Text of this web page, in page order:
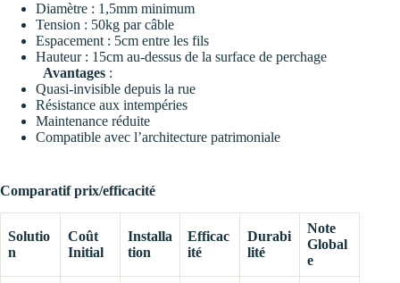
Diamètre : 1,5mm minimum
Tension : 50kg par câble
Espacement : 5cm entre les fils
Hauteur : 15cm au-dessus de la surface de perchage
Avantages :
Quasi-invisible depuis la rue
Résistance aux intempéries
Maintenance réduite
Compatible avec l’architecture patrimoniale
Comparatif prix/efficacité
Solutio
n
Coût
Initial
Installa
tion
Efficac
ité
Durabi
lité
Note
Global
e